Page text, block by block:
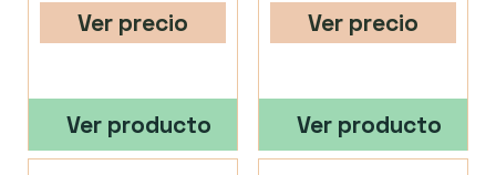
Ver precio
Ver producto
Ver precio
Ver producto